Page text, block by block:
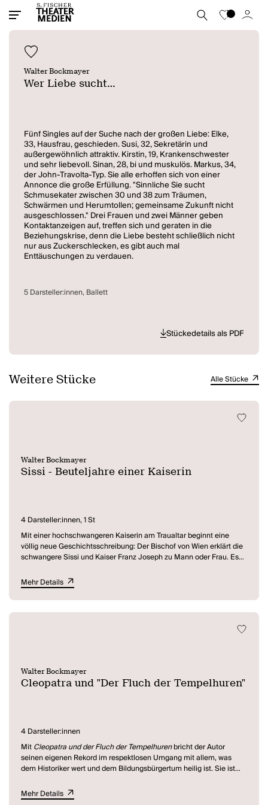
Walter Bockmayer
Wer Liebe sucht...
Fünf Singles auf der Suche nach der großen Liebe: Elke,
33, Hausfrau, geschieden. Susi, 32, Sekretärin und
außergewöhnlich attraktiv. Kirstin, 19, Krankenschwester
und sehr liebevoll. Sinan, 28, bi und muskulös. Markus, 34,
der John-Travolta-Typ. Sie alle erhoffen sich von einer
Annonce die große Erfüllung. "Sinnliche Sie sucht
Schmusekater zwischen 30 und 38 zum Träumen,
Schwärmen und Herumtollen; gemeinsame Zukunft nicht
ausgeschlossen." Drei Frauen und zwei Männer geben
Kontaktanzeigen auf, treffen sich und geraten in die
Beziehungskrise, denn die Liebe besteht schließlich nicht
nur aus Zuckerschlecken, es gibt auch mal
Enttäuschungen zu verdauen.
5 Darsteller:innen, Ballett
Stückedetails als PDF
Weitere Stücke Alle Stücke
Walter Bockmayer
Sissi - Beuteljahre einer Kaiserin
4 Darsteller:innen, 1 St
Mit einer hochschwangeren Kaiserin am Traualtar beginnt eine
völlig neue Geschichtsschreibung: Der Bischof von Wien erklärt die
schwangere Sissi und Kaiser Franz Joseph zu Mann oder Frau. Es
nach Ungarn und die Aufdeckung einer erstaunlich folgenreichen
Liebschaft zwischen der Kaiserin und Ludwig II...
Ihre königliche Hoheit bei der Schwangerschaftsgymnastik und
beim Tennis im superkurzen Röckchen, beim Fremdgehen mit
Mehr Details
Walter Bockmayer
Cleopatra und "Der Fluch der Tempelhuren"
4 Darsteller:innen
MitCleopatra und der Fluch der Tempelhurenbricht der Autor
seinen eigenen Rekord im respektlosen Umgang mit allem, was
dem Historiker wert und dem Bildungsbürgertum heilig ist. Sie ist
ihren Liebhabern zärtlich genannt wird. Zunächst führt sie ihre
Flucht aus Ägypten zu den Menschenfressern ins tiefschwarze
Mehr Details